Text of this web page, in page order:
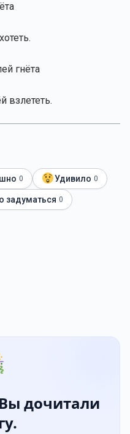
гнёта
взлететь.
0 Удивило 0
задуматься 0
дочитали